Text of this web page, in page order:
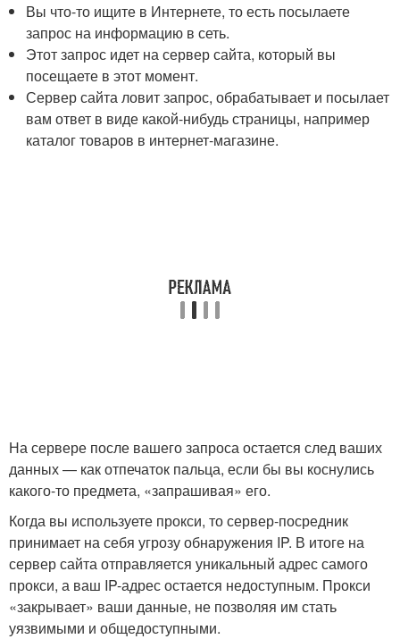
Вы что-то ищите в Интернете, то есть посылаете
запрос на информацию в сеть.
Этот запрос идет на сервер сайта, который вы
посещаете в этот момент.
Сервер сайта ловит запрос, обрабатывает и посылает
вам ответ в виде какой-нибудь страницы, например
каталог товаров в интернет-магазине.
На сервере после вашего запроса остается след ваших
данных — как отпечаток пальца, если бы вы коснулись
какого-то предмета, «запрашивая» его.
Когда вы используете прокси, то сервер-посредник
принимает на себя угрозу обнаружения IP. В итоге на
сервер сайта отправляется уникальный адрес самого
прокси, а ваш IP-адрес остается недоступным. Прокси
«закрывает» ваши данные, не позволяя им стать
уязвимыми и общедоступными.